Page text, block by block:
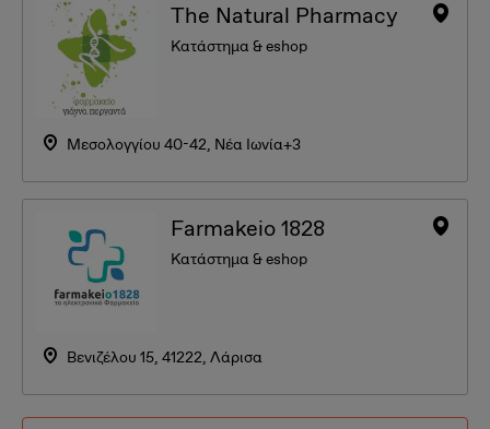
The Natural Pharmacy
Κατάστημα & eshop
Μεσολογγίου 40-42, Νέα Ιωνία+3
Farmakeio 1828
Κατάστημα & eshop
Βενιζέλου 15, 41222, Λάρισα